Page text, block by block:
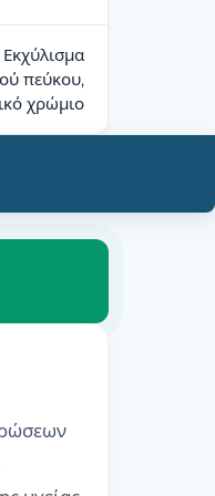
πεύκου,
χρώμιο